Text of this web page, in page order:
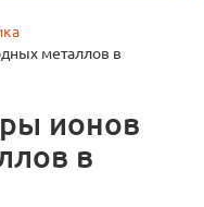
металлов в
ионов
в